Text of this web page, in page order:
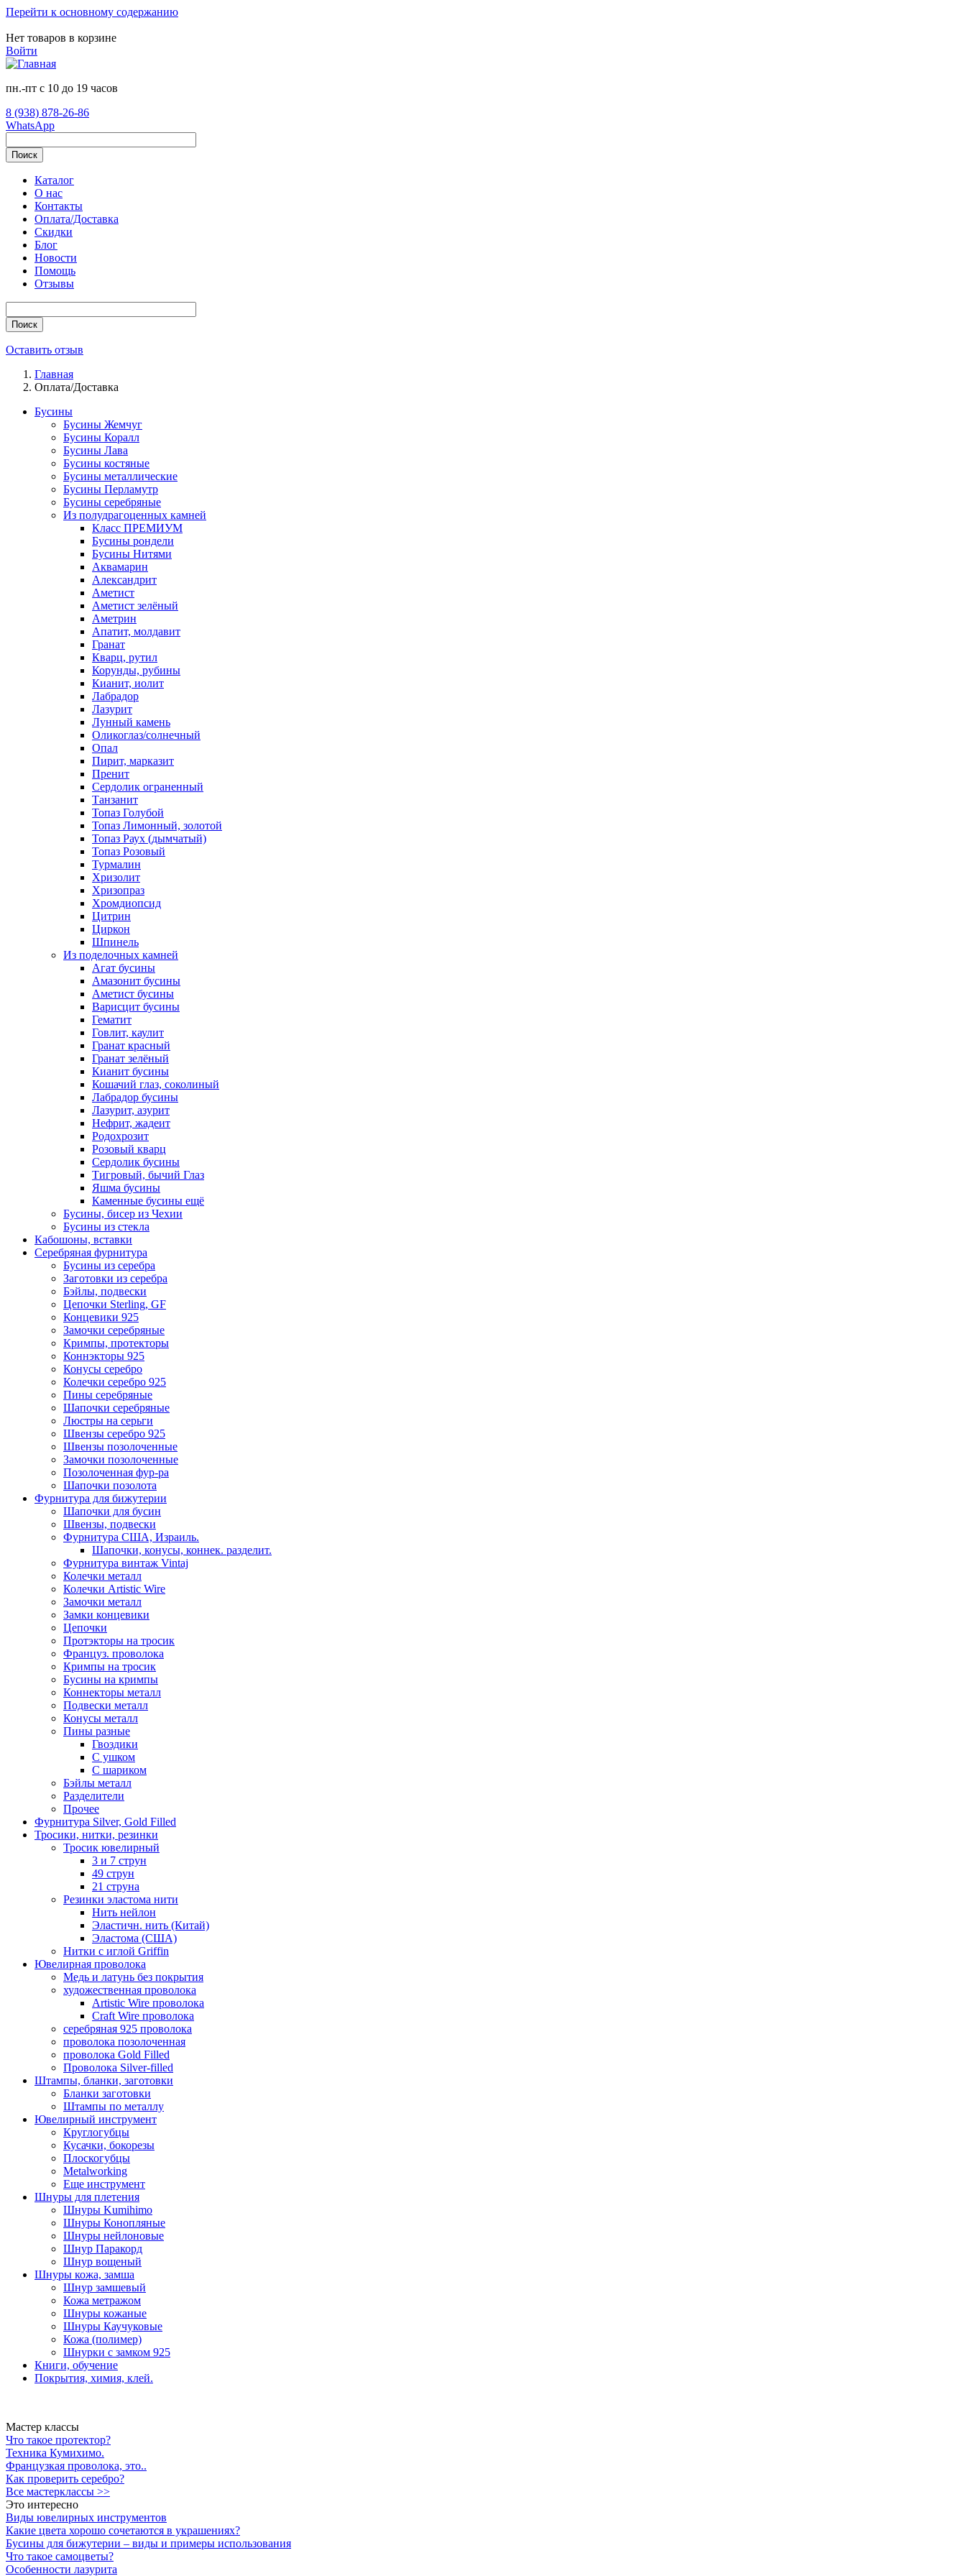
Перейти к основному содержанию
Нет товаров в корзине
Войти
пн.-пт с 10 до 19 часов
8 (938) 878-26-86
WhatsApp
Поиск
Каталог
О нас
Контакты
Оплата/Доставка
Скидки
Блог
Новости
Помощь
Отзывы
Поиск
Оставить отзыв
Главная
Оплата/Доставка
Бусины
Бусины Жемчуг
Бусины Коралл
Бусины Лава
Бусины костяные
Бусины металлические
Бусины Перламутр
Бусины серебряные
Из полудрагоценных камней
Класс ПРЕМИУМ
Бусины рондели
Бусины Нитями
Аквамарин
Александрит
Аметист
Аметист зелёный
Аметрин
Апатит, молдавит
Гранат
Кварц, рутил
Корунды, рубины
Кианит, иолит
Лабрадор
Лазурит
Лунный камень
Оликоглаз/солнечный
Опал
Пирит, марказит
Пренит
Сердолик ограненный
Танзанит
Топаз Голубой
Топаз Лимонный, золотой
Топаз Раух (дымчатый)
Топаз Розовый
Турмалин
Хризолит
Хризопраз
Хромдиопсид
Цитрин
Циркон
Шпинель
Из поделочных камней
Агат бусины
Амазонит бусины
Аметист бусины
Варисцит бусины
Гематит
Говлит, каулит
Гранат красный
Гранат зелёный
Кианит бусины
Кошачий глаз, соколиный
Лабрадор бусины
Лазурит, азурит
Нефрит, жадеит
Родохрозит
Розовый кварц
Сердолик бусины
Тигровый, бычий Глаз
Яшма бусины
Каменные бусины ещё
Бусины, бисер из Чехии
Бусины из стекла
Кабошоны, вставки
Серебряная фурнитура
Бусины из серебра
Заготовки из серебра
Бэйлы, подвески
Цепочки Sterling, GF
Концевики 925
Замочки серебряные
Кримпы, протекторы
Коннэкторы 925
Конусы серебро
Колечки серебро 925
Пины серебряные
Шапочки серебряные
Люстры на серьги
Швензы серебро 925
Швензы позолоченные
Замочки позолоченные
Позолоченная фур-ра
Шапочки позолота
Фурнитура для бижутерии
Шапочки для бусин
Швензы, подвески
Фурнитура США, Израиль.
Шапочки, конусы, коннек. разделит.
Фурнитура винтаж Vintaj
Колечки металл
Колечки Artistic Wire
Замочки металл
Замки концевики
Цепочки
Протэкторы на тросик
Француз. проволока
Кримпы на тросик
Бусины на кримпы
Коннекторы металл
Подвески металл
Конусы металл
Пины разные
Гвоздики
С ушком
С шариком
Бэйлы металл
Разделители
Прочее
Фурнитура Silver, Gold Filled
Тросики, нитки, резинки
Тросик ювелирный
3 и 7 струн
49 струн
21 струна
Резинки эластома нити
Нить нейлон
Эластичн. нить (Китай)
Эластома (США)
Нитки с иглой Griffin
Ювелирная проволока
Медь и латунь без покрытия
художественная проволока
Artistic Wire проволока
Craft Wire проволока
серебряная 925 проволока
проволока позолоченная
проволока Gold Filled
Проволока Silver-filled
Штампы, бланки, заготовки
Бланки заготовки
Штампы по металлу
Ювелирный инструмент
Круглогубцы
Кусачки, бокорезы
Плоскогубцы
Metalworking
Еще инструмент
Шнуры для плетения
Шнуры Kumihimo
Шнуры Конопляные
Шнуры нейлоновые
Шнур Паракорд
Шнур вощеный
Шнуры кожа, замша
Шнур замшевый
Кожа метражом
Шнуры кожаные
Шнуры Каучуковые
Кожа (полимер)
Шнурки с замком 925
Книги, обучение
Покрытия, химия, клей.
Мастер классы
Что такое протектор?
Техника Кумихимо.
Французкая проволока, это..
Как проверить серебро?
Все мастерклассы >>
Это интересно
Виды ювелирных инструментов
Какие цвета хорошо сочетаются в украшениях?
Бусины для бижутерии – виды и примеры использования
Что такое самоцветы?
Особенности лазурита